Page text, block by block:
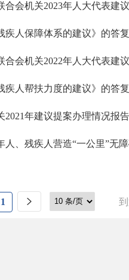
合会机关2023年人大代表建
疾人保障体系的建议》的答
合会机关2022年人大代表建
疾人帮扶力度的建议》的答
2021年建议提案办理情况报告
人、残疾人营造“一公里”无
1